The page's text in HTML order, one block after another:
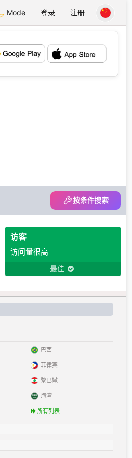
Mode 登录 注册
💕
按条件搜索
访客
访问量很高
最佳
巴西
菲律宾
黎巴嫩
海湾
所有列表